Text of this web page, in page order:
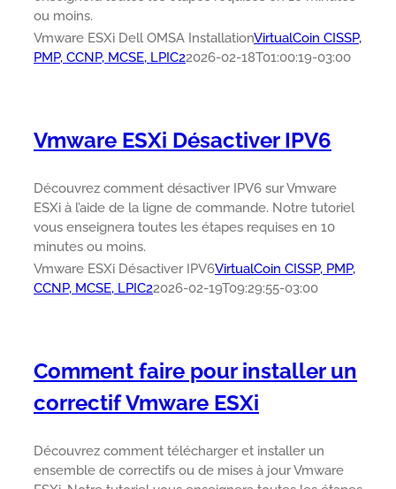
ou moins.
Vmware ESXi Dell OMSA InstallationVirtualCoin CISSP,
PMP, CCNP, MCSE, LPIC22026-02-18T01:00:19-03:00
Vmware ESXi Désactiver IPV6
Découvrez comment désactiver IPV6 sur Vmware
ESXi à l’aide de la ligne de commande. Notre tutoriel
vous enseignera toutes les étapes requises en 10
minutes ou moins.
Vmware ESXi Désactiver IPV6VirtualCoin CISSP, PMP,
CCNP, MCSE, LPIC22026-02-19T09:29:55-03:00
Comment faire pour installer un
correctif Vmware ESXi
Découvrez comment télécharger et installer un
ensemble de correctifs ou de mises à jour Vmware